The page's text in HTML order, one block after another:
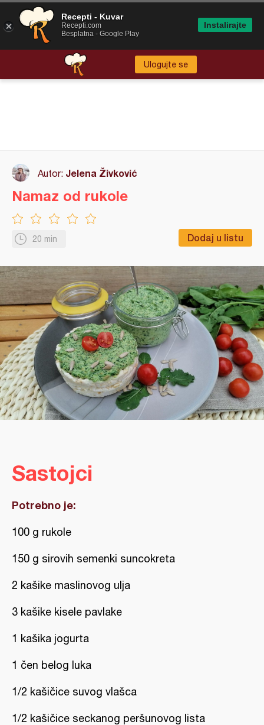
Ulogujte se
Autor: Jelena Živković
20 min Dodaj u listu
Namaz od rukole
Sastojci
Potrebno je:
100 g rukole
150 g sirovih semenki suncokreta
2 kašike maslinovog ulja
3 kašike kisele pavlake
1 kašika jogurta
1 čen belog luka
1/2 kašičice suvog vlašca
1/2 kašičice seckanog peršunovog lista
Recepti - Kuvar
Recepti.com
Besplatna - Google Play
Instalirajte